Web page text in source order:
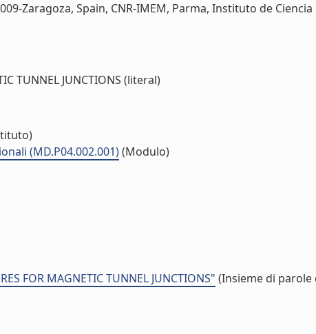
Zaragoza, Spain, CNR-IMEM, Parma, Instituto de
TUNNEL JUNCTIONS (literal)
(MD.P04.002.001)(Modulo)
FOR MAGNETIC TUNNEL JUNCTIONS" (Insieme di parole